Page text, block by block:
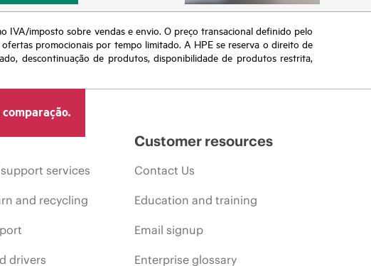
IVA/imposto sobre vendas e envio. O preço transacional definido pelo
promocionais por tempo limitado. A HPE se reserva o direito de
descontinuação de produtos, disponibilidade de produtos restrita,
services
and recycling
drivers
Customer resources
Contact Us
Education and training
Email signup
Enterprise glossary